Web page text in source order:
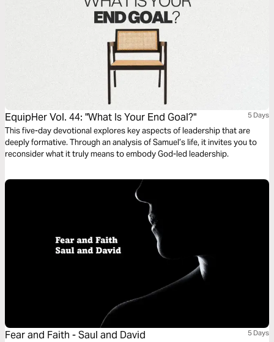
EquipHer Vol. 44: "What Is Your End Goal?" 5 Days
This five-day devotional explores key aspects of leadership that are
deeply formative. Through an analysis of Samuel’s life, it invites you to
reconsider what it truly means to embody God-led leadership.
Fear and Faith - Saul and David 5 Days